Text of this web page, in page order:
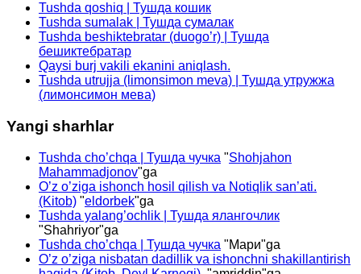
Tushda qoshiq | Тушда кошик
Tushda sumalak | Тушда сумалак
Tushda beshiktebratar (duogo’r) | Тушда
бешиктебратар
Qaysi burj vakili ekanini aniqlash.
Tushda utrujja (limonsimon meva) | Тушда утружжа
(лимонсимон мева)
Yangi sharhlar
Tushda cho’chqa | Тушда чучка "Shohjahon
Mahammadjonov"ga
O’z o’ziga ishonch hosil qilish va Notiqlik san’ati.
(Kitob) "eldorbek"ga
Tushda yalang’ochlik | Тушда ялангочлик
"Shahriyor"ga
Tushda cho’chqa | Тушда чучка "Мари"ga
O’z o’ziga nisbatan dadillik va ishonchni shakillantirish